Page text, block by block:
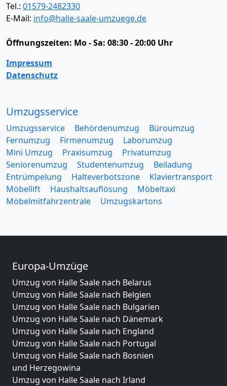
Tel.: 01579-2482330
E-Mail: info@halle-saale-umzuege.de
Öffnungszeiten: Mo - Sa: 08:30 - 20:00 Uhr
Impressum
Datenschutz
Umzugsservice
Umzugsservice Behördenumzug
Büroumzug
Fernumzug
Firmenumzug
Laborumzug
Mini Umzug
Praxisumzug
Privatumzug
Seniorenumzug
Studentenumzug
Beiladung
Entrümpelung
Halteverbotszone
Klaviertransport
Möbellift
Haushaltsauflösung
Möbeltaxi
Möbelmitfahrzentrale
Umzugskartons
Europa-Umzüge
Umzug von Halle Saale nach Belarus
Umzug von Halle Saale nach Belgien
Umzug von Halle Saale nach Bulgarien
Umzug von Halle Saale nach Dänemark
Umzug von Halle Saale nach England
Umzug von Halle Saale nach Portugal
Umzug von Halle Saale nach Bosnien
und Herzegowina
Umzug von Halle Saale nach Irland